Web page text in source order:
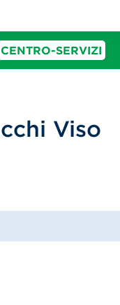
CENTRO-SERVIZI
Viso